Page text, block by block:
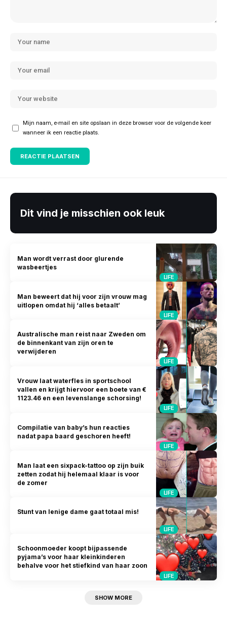
Mijn naam, e-mail en site opslaan in deze browser voor de volgende keer
wanneer ik een reactie plaats.
Dit vind je misschien ook leuk
LIFE
Man wordt verrast door glurende
wasbeertjes
LIFE
Man beweert dat hij voor zijn vrouw mag
uitlopen omdat hij ‘alles betaalt’
LIFE
Australische man reist naar Zweden om
de binnenkant van zijn oren te
verwijderen
LIFE
Vrouw laat waterfles in sportschool
vallen en krijgt hiervoor een boete van €
1123.46 en een levenslange schorsing!
LIFE
Compilatie van baby’s hun reacties
nadat papa baard geschoren heeft!
LIFE
Man laat een sixpack-tattoo op zijn buik
zetten zodat hij helemaal klaar is voor
de zomer
LIFE
Stunt van lenige dame gaat totaal mis!
LIFE
Schoonmoeder koopt bijpassende
pyjama’s voor haar kleinkinderen
behalve voor het stiefkind van haar zoon
SHOW MORE